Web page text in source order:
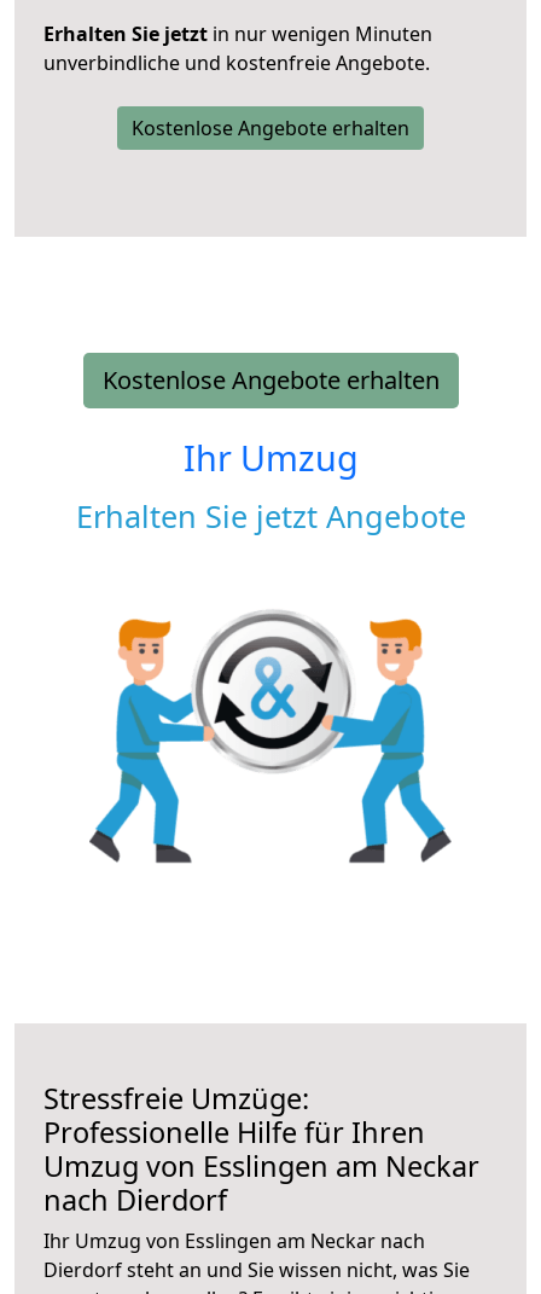
Erhalten Sie jetzt in nur wenigen Minuten
unverbindliche und kostenfreie Angebote.
Kostenlose Angebote erhalten
Kostenlose Angebote erhalten
Ihr Umzug
Erhalten Sie jetzt Angebote
Stressfreie Umzüge:
Professionelle Hilfe für Ihren
Umzug von Esslingen am Neckar
nach Dierdorf
Ihr Umzug von Esslingen am Neckar nach
Dierdorf steht an und Sie wissen nicht, was Sie